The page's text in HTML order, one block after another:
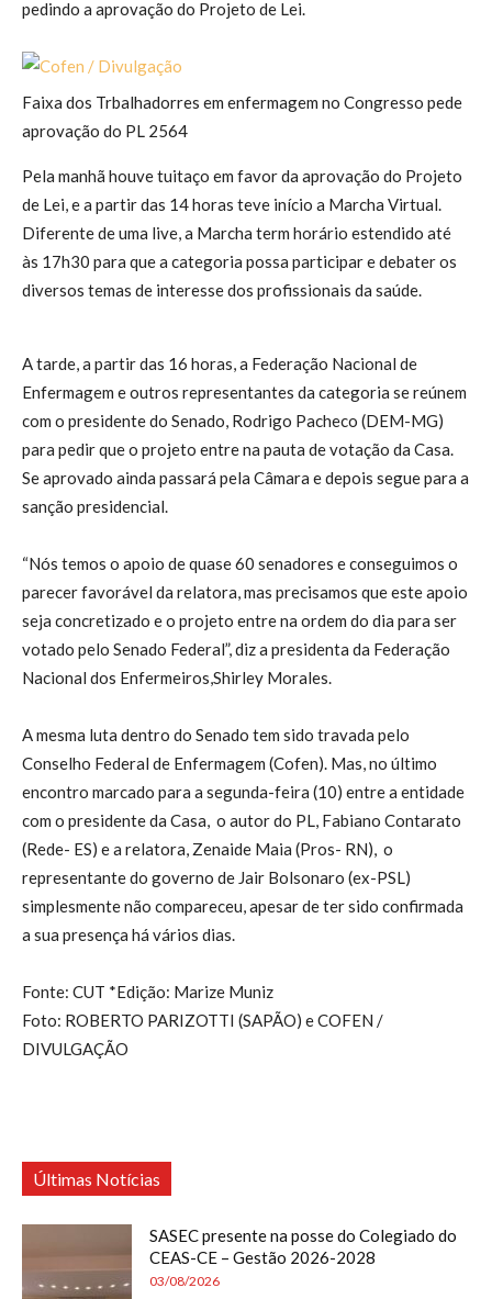
pedindo a aprovação do Projeto de Lei.
Faixa dos Trbalhadorres em enfermagem no Congresso pede
aprovação do PL 2564
Pela manhã houve tuitaço em favor da aprovação do Projeto
de Lei, e a partir das 14 horas teve início a Marcha Virtual.
Diferente de uma live, a Marcha term horário estendido até
às 17h30 para que a categoria possa participar e debater os
diversos temas de interesse dos profissionais da saúde.
A tarde, a partir das 16 horas, a Federação Nacional de
Enfermagem e outros representantes da categoria se reúnem
com o presidente do Senado, Rodrigo Pacheco (DEM-MG)
para pedir que o projeto entre na pauta de votação da Casa.
Se aprovado ainda passará pela Câmara e depois segue para a
sanção presidencial.
“Nós temos o apoio de quase 60 senadores e conseguimos o
parecer favorável da relatora, mas precisamos que este apoio
seja concretizado e o projeto entre na ordem do dia para ser
votado pelo Senado Federal”, diz a presidenta da Federação
Nacional dos Enfermeiros,Shirley Morales.
A mesma luta dentro do Senado tem sido travada pelo
Conselho Federal de Enfermagem (Cofen). Mas, no último
encontro marcado para a segunda-feira (10) entre a entidade
com o presidente da Casa, o autor do PL, Fabiano Contarato
(Rede- ES) e a relatora, Zenaide Maia (Pros- RN), o
representante do governo de Jair Bolsonaro (ex-PSL)
simplesmente não compareceu, apesar de ter sido confirmada
a sua presença há vários dias.
Fonte: CUT *Edição: Marize Muniz
Foto: ROBERTO PARIZOTTI (SAPÃO) e COFEN /
DIVULGAÇÃO
Últimas Notícias
SASEC presente na posse do Colegiado do
CEAS-CE – Gestão 2026-2028
03/08/2026